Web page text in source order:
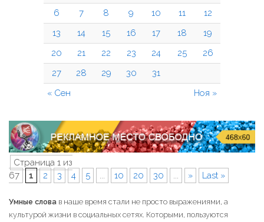
« Сен Ноя »
6
7 8 9 10 11
12
13
14 15 16 17 18
19
20
21 22 23 24 25
26
27
28 29 30 31
Страница 1 из
67
1 2 3 4 5 ... 10 20 30 ... » Last »
Умные слова в наше время стали не просто выражениями, а
культурой жизни в социальных сетях. Которыми, пользуются